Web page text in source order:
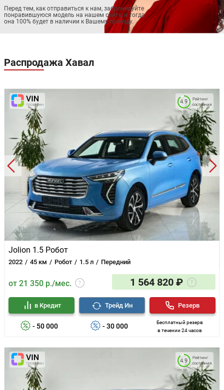
Перед тем, как отправиться к нам, забронируйте
понравившуюся модель на нашем сайте, и тогда
она 100% будет в наличии к Вашему приезду.
Распродажа Хавал
Jolion 1.5 Робот
2022 45 км Робот 1.5 л Передний
Рейтинг
состояния
4.9
от 21 350 р./мес. 1 564 820 ₽
- 50 000
в Кредит
- 30 000
Трейд Ин
Бесплатный резерв
в течении 24 часов
Резерв
Рейтинг
состояния
4.9